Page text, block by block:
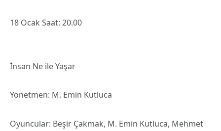
18 Ocak Saat: 20.00
İnsan Ne ile Yaşar
Yönetmen: M. Emin Kutluca
Oyuncular: Beşir Çakmak, M. Emin Kutluca, Mehmet